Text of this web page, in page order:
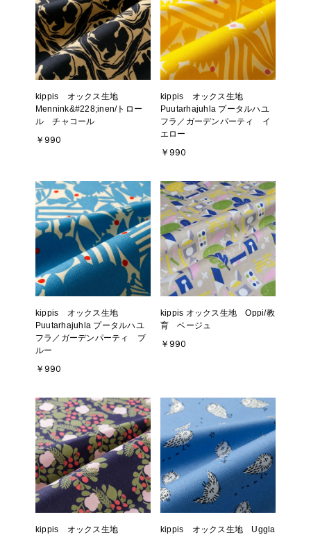
kippis オックス生地
Mennink&#228;inen/トロー
ル チャコール
￥990
kippis オックス生地
Puutarhajuhla プータルハユ
フラ／ガーデンパーティ イ
エロー
￥990
kippis オックス生地
Puutarhajuhla プータルハユ
フラ／ガーデンパーティ ブ
ルー
￥990
kippis オックス生地 Oppi/教
育 ベージュ
￥990
kippis オックス生地
kippis オックス生地 Uggla